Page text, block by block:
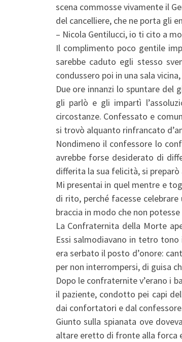
scena commosse vivamente il
del cancelliere, che ne porta gli
– Nicola Gentilucci, io ti cito a
Il complimento poco gentile
sarebbe caduto egli stesso
condussero poi in una sala
Due ore innanzi lo spuntare del
gli parlò e gli impartì
circostanze. Confessato e
si trovò alquanto rinfrancato
Nondimeno il confessore lo
avrebbe forse desiderato di
differita la sua felicità, si
Mi presentai in quel mentre e
di rito, perché facesse
braccia in modo che non
La Confraternita della Morte
Essi salmodiavano in tetro tono
era serbato il posto d’onore:
per non interrompersi, di guisa
Dopo le confraternite v’erano i
il paziente, condotto pei capi
dai confortatori e dal
Giunto sulla spianata ove
altare eretto di fronte alla forca